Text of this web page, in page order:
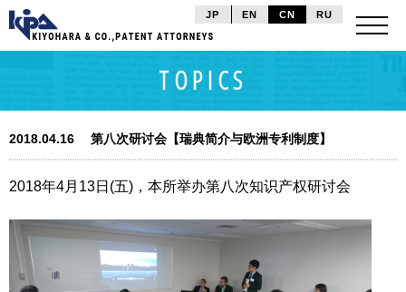
JP EN CN RU
TOPICS
2018.04.16 第八次研讨会【瑞典简介与欧洲专利制度】
2018年4月13日(五)，本所举办第八次知识产权研讨会